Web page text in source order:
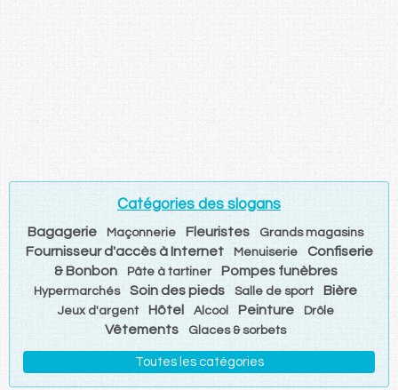
Catégories des slogans
Bagagerie Maçonnerie Fleuristes Grands magasins
Fournisseur d'accès à Internet Menuiserie
Confiserie
& Bonbon
Pâte à tartiner Pompes funèbres
Hypermarchés Soin des pieds Salle de sport Bière
Jeux d'argent Hôtel Alcool Peinture Drôle
Vêtements Glaces & sorbets
Toutes les catégories